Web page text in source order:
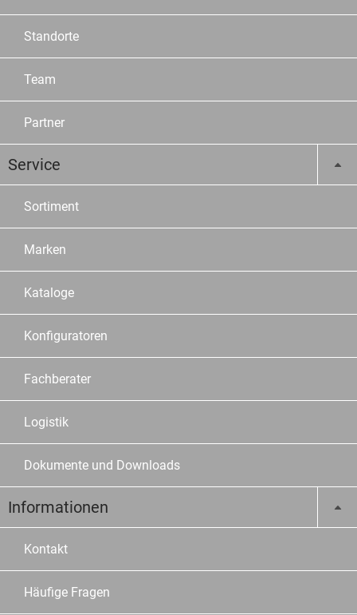
Standorte
Team
Partner
Service
Sortiment
Marken
Kataloge
Konfiguratoren
Fachberater
Logistik
Dokumente und Downloads
Informationen
Kontakt
Häufige Fragen